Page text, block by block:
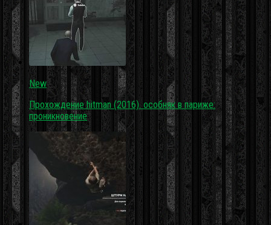
New
Прохождение hitman (2016). особняк в париже:
проникновение